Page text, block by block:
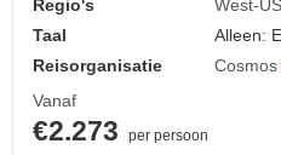
Regio's West-
Taal
Alleen:
Reisorganisatie
Cosmos
Vanaf
€2.273
per persoon